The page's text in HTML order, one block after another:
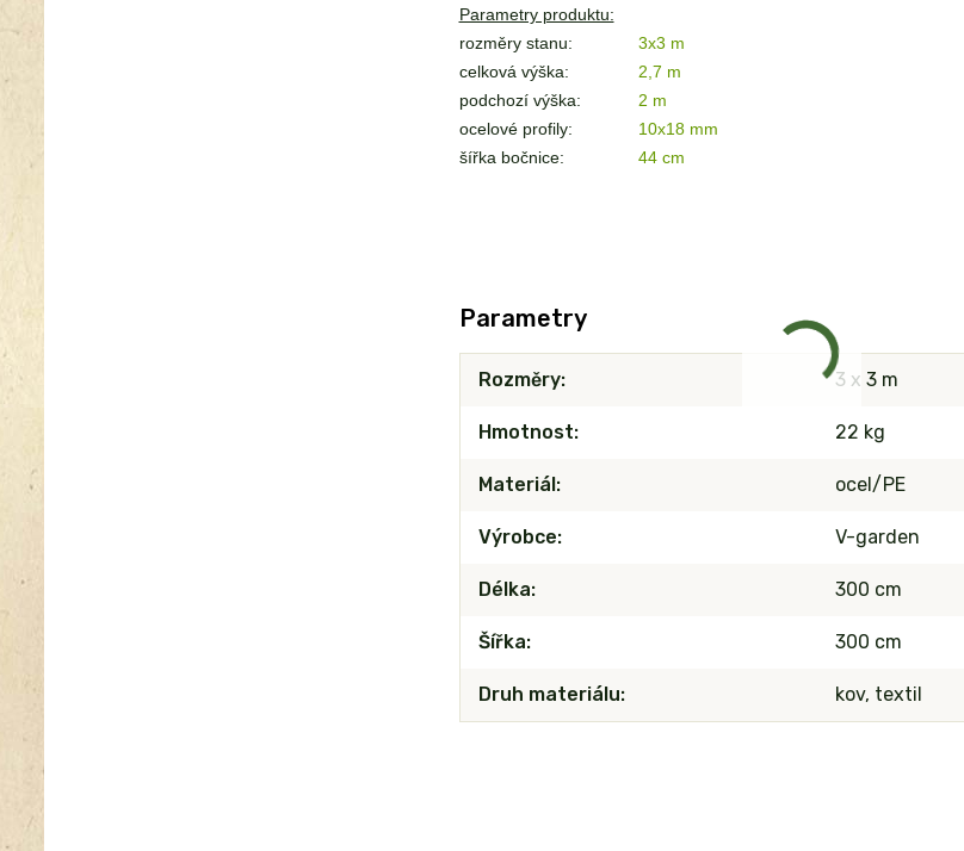
Parametry produktu:
rozměry stanu:
3x3 m
celková výška:
2,7 m
podchozí výška:
2 m
ocelové profily:
10x18 mm
šířka bočnice:
44 cm
Parametry
Rozměry 3 x 3 m
Hmotnost 22 kg
Materiál ocel/PE
Výrobce V-garden
Délka 300 cm
Šířka 300 cm
Druh materiálu kov, textil